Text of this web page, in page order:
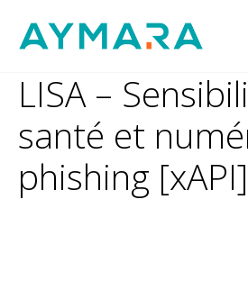
LISA –
santé et
phishing [xAPI]